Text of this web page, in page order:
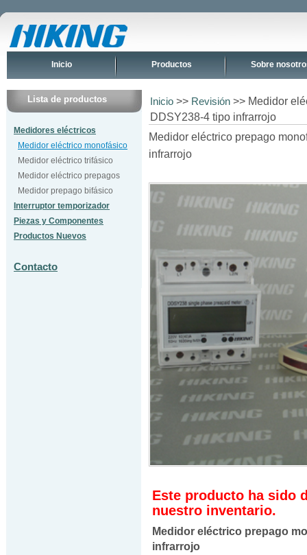
Inicio Productos Sobre
Lista de productos
Medidores eléctricos
Medidor eléctrico monofásico
Medidor eléctrico trifásico
Medidor eléctrico prepagos
Medidor prepago bifásico
Interruptor temporizador
Piezas y Componentes
Productos Nuevos
Contacto
Inicio >> Revisión >> Medidor
DDSY238-4 tipo infrarrojo
Medidor eléctrico prepago
infrarrojo
Este producto ha sido
nuestro inventario.
Medidor eléctrico prepago
infrarrojo